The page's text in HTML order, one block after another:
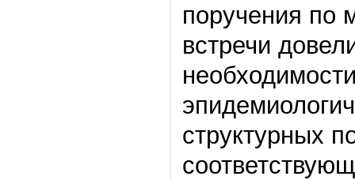
поручения по
встречи
структурных